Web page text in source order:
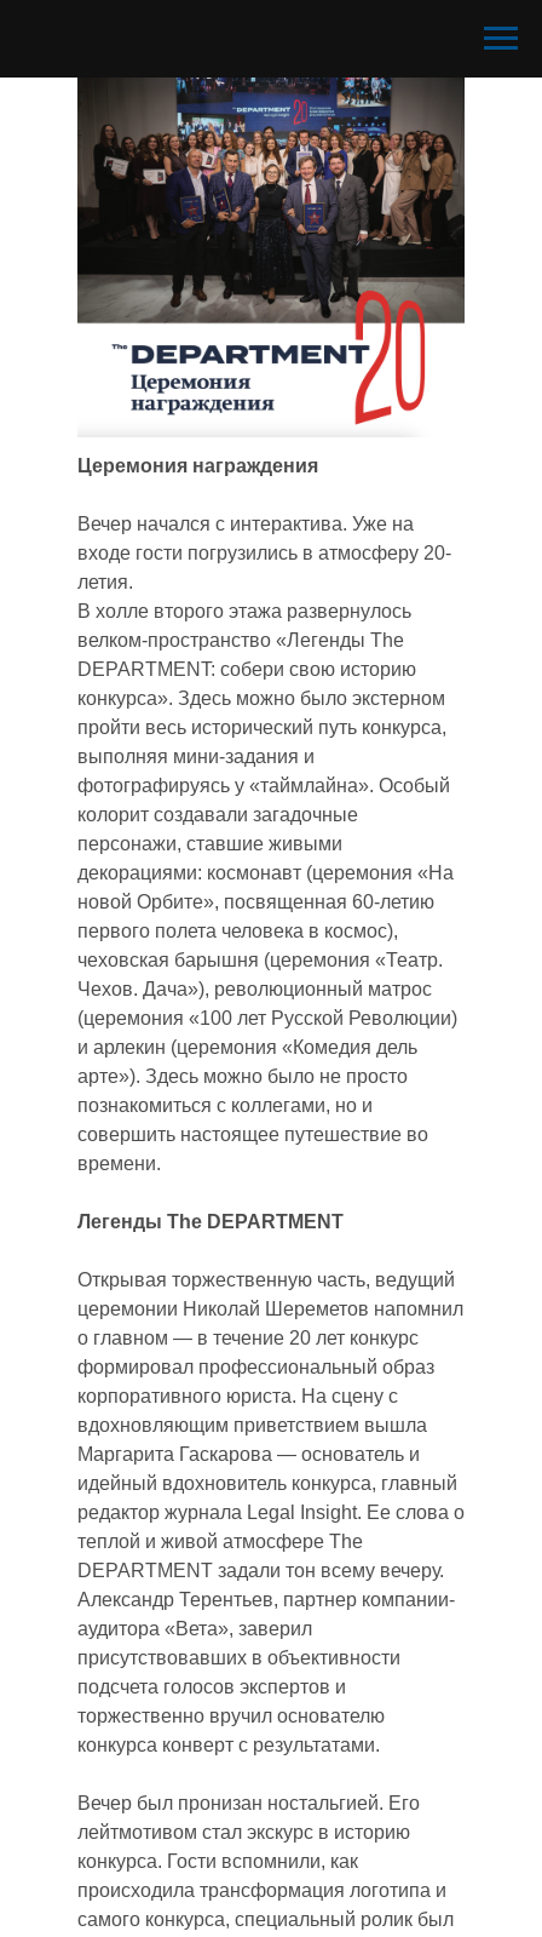
Церемония награждения
Вечер начался с интерактива. Уже на
входе гости погрузились в атмосферу 20-
летия.
В холле второго этажа развернулось
велком-пространство «Легенды The
DEPARTMENT: собери свою историю
конкурса». Здесь можно было экстерном
пройти весь исторический путь конкурса,
выполняя мини-задания и
фотографируясь у «таймлайна». Особый
колорит создавали загадочные
персонажи, ставшие живыми
декорациями: космонавт (церемония «На
новой Орбите», посвященная 60-летию
первого полета человека в космос),
чеховская барышня (церемония «Театр.
Чехов. Дача»), революционный матрос
(церемония «100 лет Русской Революции)
и арлекин (церемония «Комедия дель
арте»). Здесь можно было не просто
познакомиться с коллегами, но и
совершить настоящее путешествие во
времени.
Легенды The DEPARTMENT
Открывая торжественную часть, ведущий
церемонии Николай Шереметов напомнил
о главном — в течение 20 лет конкурс
формировал профессиональный образ
корпоративного юриста. На сцену с
вдохновляющим приветствием вышла
Маргарита Гаскарова — основатель и
идейный вдохновитель конкурса, главный
редактор журнала Legal Insight. Ее слова о
теплой и живой атмосфере The
DEPARTMENT задали тон всему вечеру.
Александр Терентьев, партнер компании-
аудитора «Вета», заверил
присутствовавших в объективности
подсчета голосов экспертов и
торжественно вручил основателю
конкурса конверт с результатами.
Вечер был пронизан ностальгией. Его
лейтмотивом стал экскурс в историю
конкурса. Гости вспомнили, как
происходила трансформация логотипа и
самого конкурса, специальный ролик был